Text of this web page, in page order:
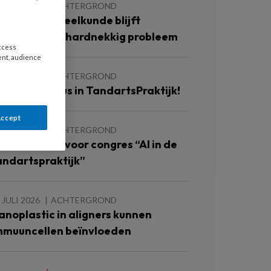
ACHTERGROND
tandheelkunde blijft
en hardnekkig probleem
ACHTERGROND
jouw casus in TandartsPraktijk!
JULI 2026 ACHTERGROND
je nu in voor congres “AI in de
JULI 2026 ACHTERGROND
in aligners kunnen
beïnvloeden
audience